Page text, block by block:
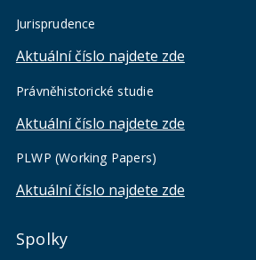
Jurisprudence
Aktuální číslo najdete zde
Právněhistorické studie
Aktuální číslo najdete zde
PLWP (Working Papers)
Aktuální číslo najdete zde
Spolky